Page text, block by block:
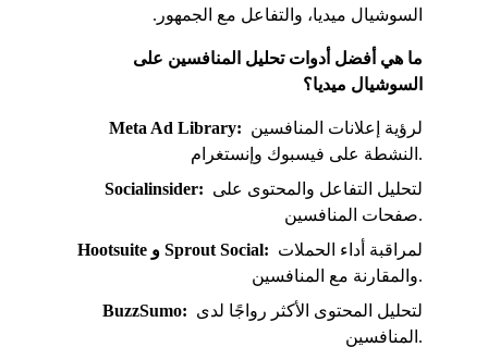
السوشيال ميديا، والتفاعل مع الجمهور.
ما هي أفضل أدوات تحليل المنافسين على
السوشيال ميديا؟
Meta Ad Library:
النشطة على فيسبوك وإنستغرام.
Socialinsider:
صفحات المنافسين.
Hootsuite و Sprout Social:
والمقارنة مع المنافسين.
BuzzSumo:
المنافسين.